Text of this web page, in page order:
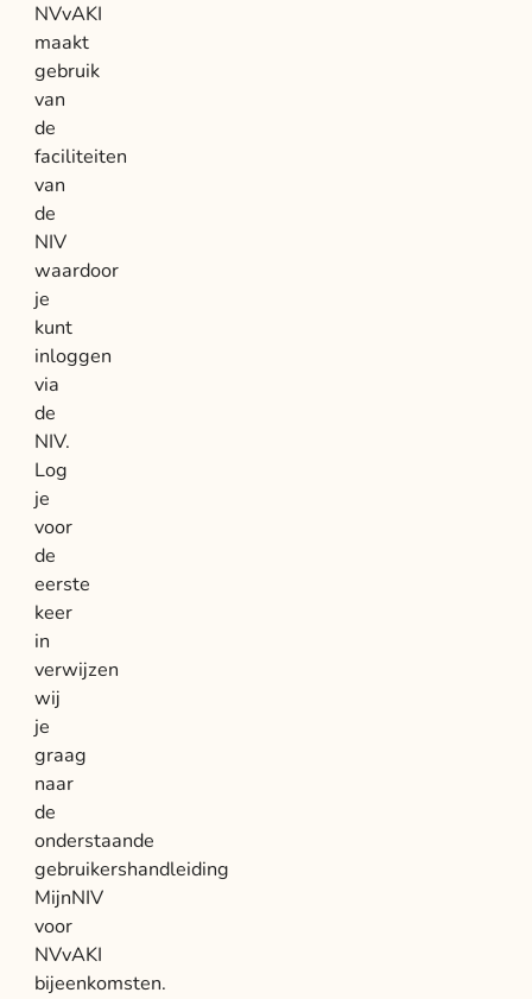
NVvAKI
maakt
gebruik
van
de
faciliteiten
van
de
NIV
waardoor
je
kunt
inloggen
via
de
NIV.
Log
je
voor
de
eerste
keer
in
verwijzen
wij
je
graag
naar
de
onderstaande
gebruikershandleiding
MijnNIV
voor
NVvAKI
bijeenkomsten.